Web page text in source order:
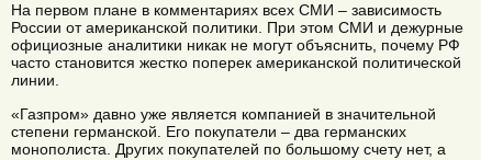
На первом плане в комментариях всех СМИ – зависимость
России от американской политики. При этом СМИ и дежурные
официозные аналитики никак не могут объяснить, почему РФ
часто становится жестко поперек американской политической
линии.
«Газпром» давно уже является компанией в значительной
степени германской. Его покупатели – два германских
монополиста. Других покупателей по большому счету нет, а